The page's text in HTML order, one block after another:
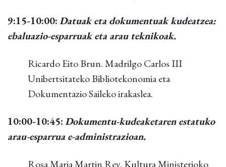
9:15-10:00:Datuak eta dokumentuak kudeatzea:
ebaluazio-esparruak eta arau teknikoak.
Ricardo Eito Brun. Madrilgo Carlos III
Unibertsitateko Bibliotekonomia eta
Dokumentazio Saileko irakaslea.
10:00-10:45:Dokumentu-kudeaketaren estatuko
arau-esparrua e-administrazioan.
Rosa Maria Martin Rey. Kultura Ministerioko